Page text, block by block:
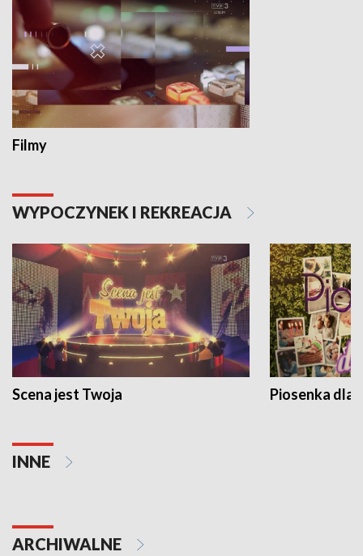
Filmy
WYPOCZYNEK I REKREACJA
Scena jest Twoja Piosenka dla
INNE
ARCHIWALNE